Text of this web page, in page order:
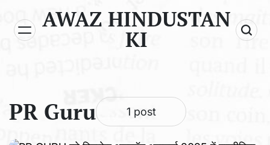
content
AWAZ HINDUSTAN
KI
PR Guru 1 post